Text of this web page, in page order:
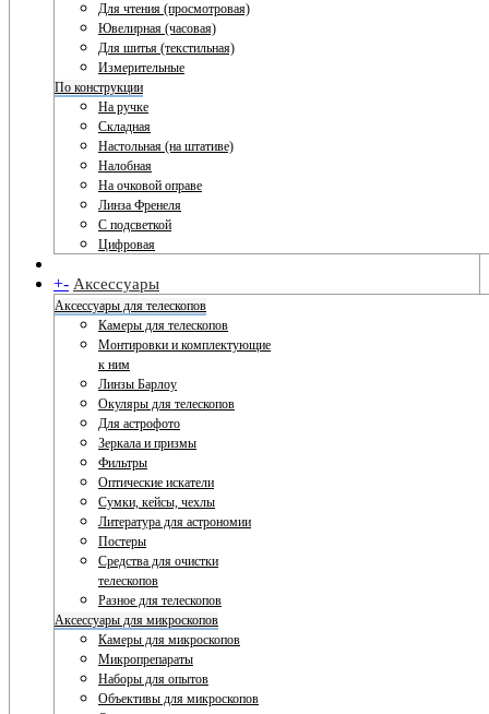
Для чтения (просмотровая)
Ювелирная (часовая)
Для шитья (текстильная)
Измерительные
По конструкции
На ручке
Складная
Настольная (на штативе)
Налобная
На очковой оправе
Линза Френеля
С подсветкой
Цифровая
+- Аксессуары
Аксессуары для телескопов
Камеры для телескопов
Монтировки и комплектующие
к ним
Линзы Барлоу
Окуляры для телескопов
Для астрофото
Зеркала и призмы
Фильтры
Оптические искатели
Сумки, кейсы, чехлы
Литература для астрономии
Постеры
Средства для очистки
телескопов
Разное для телескопов
Аксессуары для микроскопов
Камеры для микроскопов
Микропрепараты
Наборы для опытов
Объективы для микроскопов